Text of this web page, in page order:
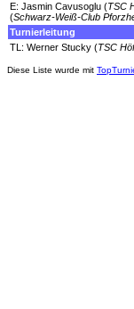
E: Jasmin Cavusoglu (TSC
(Schwarz-Weiß-Club
Turnierleitung
TL: Werner Stucky (TSC
Diese Liste wurde mit